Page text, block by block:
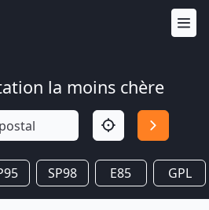
la moins chère
SP98 E85 GPL